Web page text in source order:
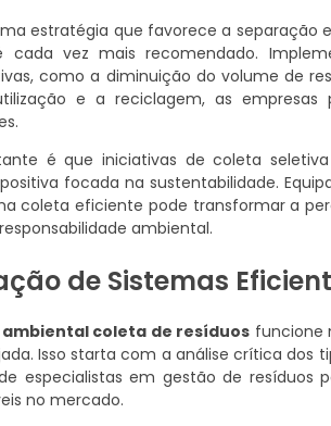
estratégia que favorece a separação
cada vez mais recomendado.
como a diminuição do volume de
e a reciclagem, as
é que iniciativas de coleta
focada na sustentabilidade.
coleta eficiente pode transformar a
ambiental.
de Sistemas
coleta de resíduos funcione
Isso starta com a análise crítica dos
especialistas em gestão de resíduos
no mercado.